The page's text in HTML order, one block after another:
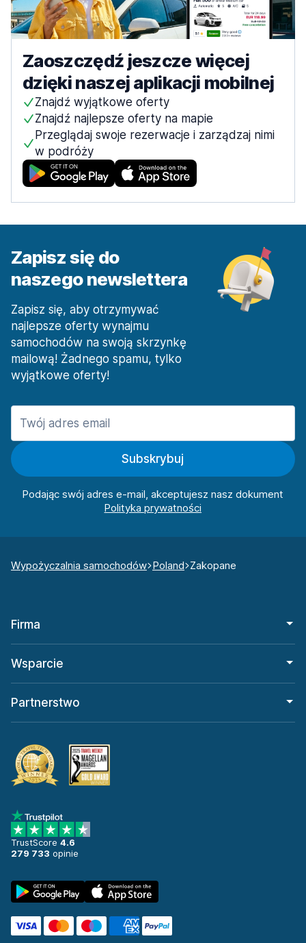
Zaoszczędź jeszcze więcej
dzięki naszej aplikacji mobilnej
Znajdź wyjątkowe oferty
Znajdź najlepsze oferty na mapie
Przeglądaj swoje rezerwacje i zarządzaj nimi
w podróży
Zapisz się do
naszego newslettera
Zapisz się, aby otrzymywać
najlepsze oferty wynajmu
samochodów na swoją skrzynkę
mailową! Żadnego spamu, tylko
wyjątkowe oferty!
Subskrybuj
Podając swój adres e-mail, akceptujesz nasz dokument
Wypożyczalnia samochodów Poland Zakopane
Firma
Wsparcie
Partnerstwo
TrustScore 4.6
279 733 opinie